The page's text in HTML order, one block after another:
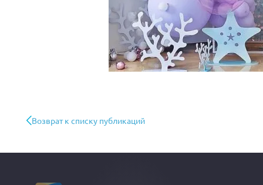
Возврат к списку публикаций